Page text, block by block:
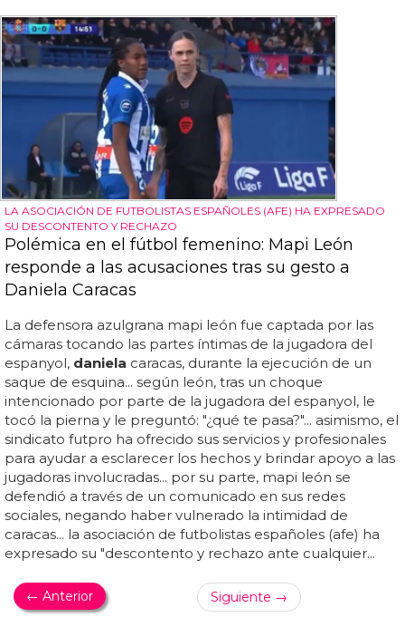
LA ASOCIACIÓN DE FUTBOLISTAS ESPAÑOLES (AFE) HA EXPRESADO
SU DESCONTENTO Y RECHAZO
Polémica en el fútbol femenino: Mapi León
responde a las acusaciones tras su gesto a
Daniela Caracas
La defensora azulgrana mapi león fue captada por las
cámaras tocando las partes íntimas de la jugadora del
espanyol, daniela caracas, durante la ejecución de un
saque de esquina... según león, tras un choque
intencionado por parte de la jugadora del espanyol, le
tocó la pierna y le preguntó: "¿qué te pasa?"... asimismo, el
sindicato futpro ha ofrecido sus servicios y profesionales
para ayudar a esclarecer los hechos y brindar apoyo a las
jugadoras involucradas... por su parte, mapi león se
defendió a través de un comunicado en sus redes
sociales, negando haber vulnerado la intimidad de
caracas... la asociación de futbolistas españoles (afe) ha
expresado su "descontento y rechazo ante cualquier...
← Anterior Siguiente →